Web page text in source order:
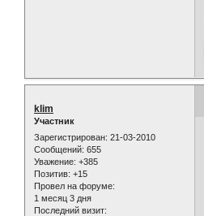
klim
Участник
Зарегистрирован: 21-03-2010
Сообщений: 655
Уважение: +385
Позитив: +15
Провел на форуме:
1 месяц 3 дня
Последний визит: